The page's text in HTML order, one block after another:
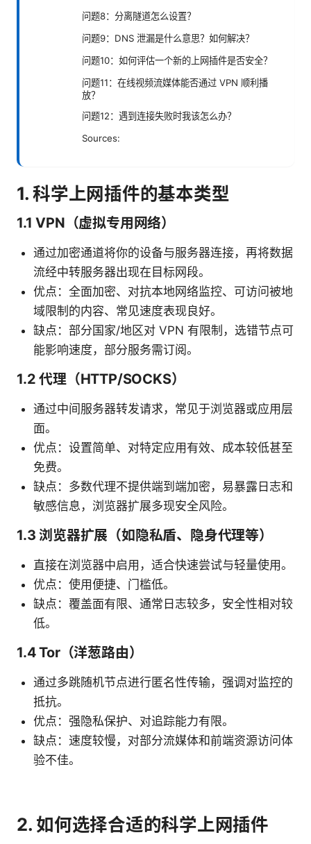
问题8：分离隧道怎么设置？
问题9：DNS 泄漏是什么意思？如何解决？
问题10：如何评估一个新的上网插件是否安全？
问题11：在线视频流媒体能否通过 VPN 顺利播
放？
问题12：遇到连接失败时我该怎么办？
Sources:
1. 科学上网插件的基本类型
1.1 VPN（虚拟专用网络）
通过加密通道将你的设备与服务器连接，再将数据
流经中转服务器出现在目标网段。
优点：全面加密、对抗本地网络监控、可访问被地
域限制的内容、常见速度表现良好。
缺点：部分国家/地区对 VPN 有限制，选错节点可
能影响速度，部分服务需订阅。
1.2 代理（HTTP/SOCKS）
通过中间服务器转发请求，常见于浏览器或应用层
面。
优点：设置简单、对特定应用有效、成本较低甚至
免费。
缺点：多数代理不提供端到端加密，易暴露日志和
敏感信息，浏览器扩展多现安全风险。
1.3 浏览器扩展（如隐私盾、隐身代理等）
直接在浏览器中启用，适合快速尝试与轻量使用。
优点：使用便捷、门槛低。
缺点：覆盖面有限、通常日志较多，安全性相对较
低。
1.4 Tor（洋葱路由）
通过多跳随机节点进行匿名性传输，强调对监控的
抵抗。
优点：强隐私保护、对追踪能力有限。
缺点：速度较慢，对部分流媒体和前端资源访问体
验不佳。
2. 如何选择合适的科学上网插件